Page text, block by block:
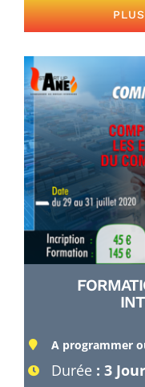
A programmer
Durée : 3